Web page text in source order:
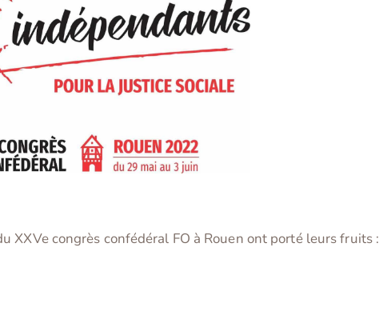
XXVe congrès confédéral FO à Rouen ont porté leurs fruits :